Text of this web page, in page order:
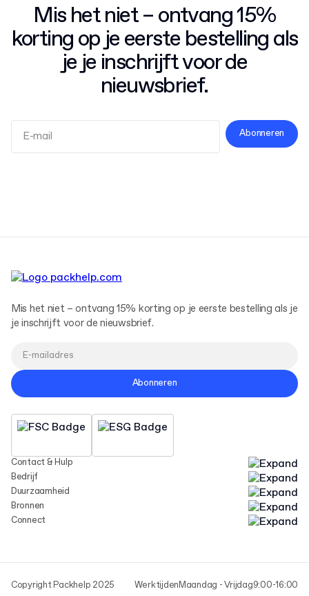
Mis het niet – ontvang 15%
korting op je eerste bestelling als
je je inschrijft voor de
nieuwsbrief.
Abonneren
Contact & Hulp
Bedrijf
Duurzaamheid
Bronnen
Connect
Mis het niet – ontvang 15% korting op je eerste bestelling als je
je inschrijft voor de nieuwsbrief.
Abonneren
Copyright Packhelp 2025 WerktijdenMaandag - Vrijdag9:00-16:00